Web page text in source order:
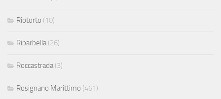
Riotorto (10)
Riparbella (26)
Roccastrada (3)
Rosignano Marittimo (461)